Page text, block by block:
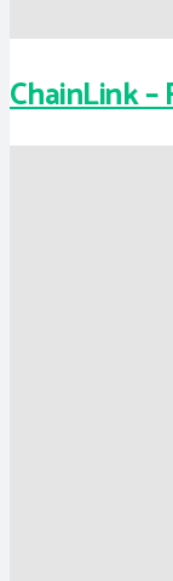
ChainLink